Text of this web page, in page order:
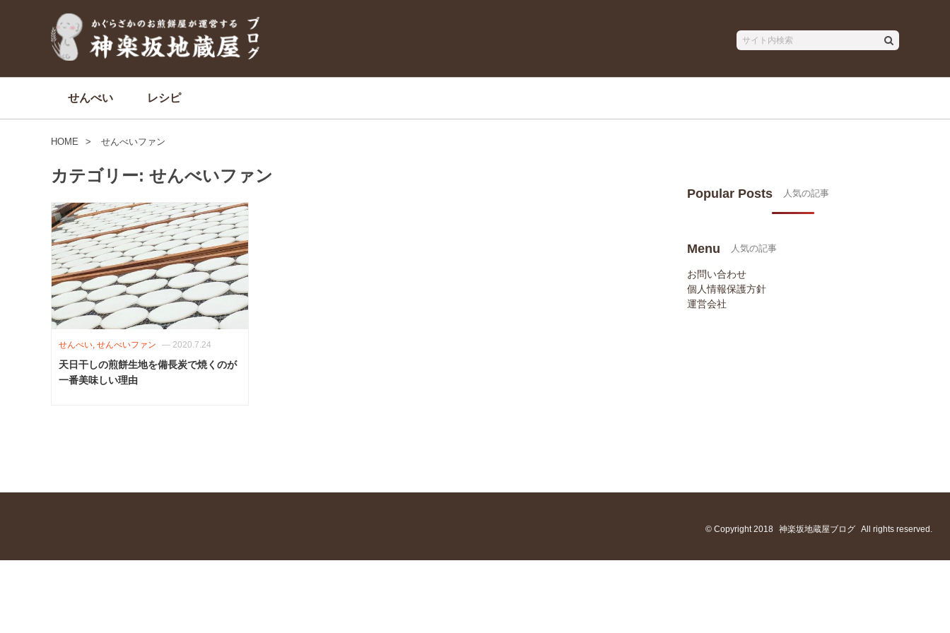
せんべい レシピ
HOME せんべいファン
カテゴリー: せんべいファン
せんべい, せんべいファン — 2020.7.24
天日干しの煎餅生地を備長炭で焼くのが
一番美味しい理由
Popular Posts
Menu
お問い合わせ
個人情報保護方針
運営会社
© Copyright 2018 神楽坂地蔵屋ブログ All rights reserved.